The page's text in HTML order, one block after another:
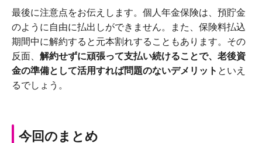
最後に注意点をお伝えします。個人年金保険は、預貯金
のように自由に払出しができません。また、保険料払込
期間中に解約すると元本割れすることもあります。その
反面、 解約せずに頑張って支払い続けることで、老後資
金の準備として活用すれば問題のないデメリット といえ
るでしょう。
今回のまとめ